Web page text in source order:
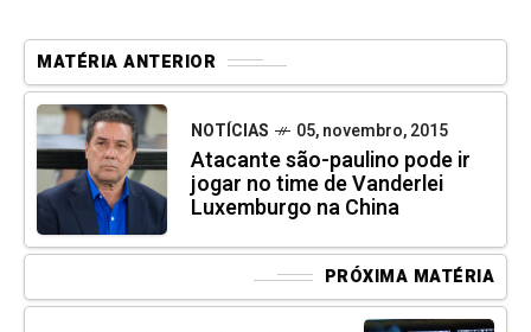
MATÉRIA ANTERIOR
NOTÍCIAS 05, novembro, 2015
Atacante são-paulino pode ir
jogar no time de Vanderlei
Luxemburgo na China
PRÓXIMA MATÉRIA